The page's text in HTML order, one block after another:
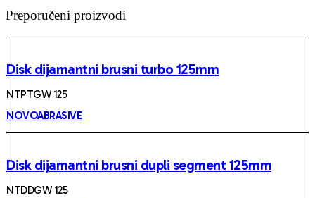
Preporučeni proizvodi
Disk dijamantni brusni turbo 125mm
NTPTGW 125
NOVOABRASIVE
Disk dijamantni brusni dupli segment 125mm
NTDDGW 125